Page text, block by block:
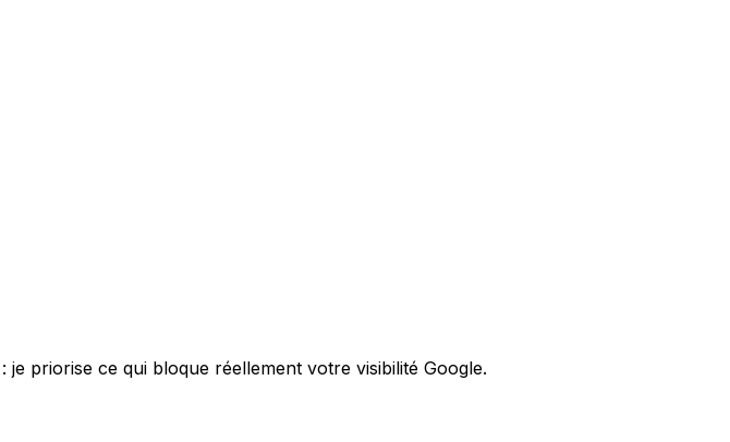
priorise ce qui bloque réellement votre visibilité Google.